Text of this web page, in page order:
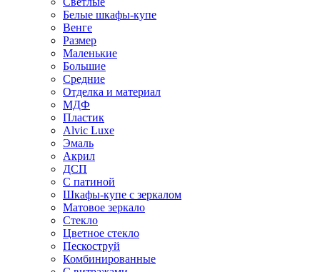
Белые шкафы-купе
Венге
Размер
Маленькие
Большие
Средние
Отделка и материал
МДФ
Пластик
Alvic Luxe
Эмаль
Акрил
ДСП
С патиной
Шкафы-купе с зеркалом
Матовое зеркало
Стекло
Цветное стекло
Пескоструй
Комбинированные